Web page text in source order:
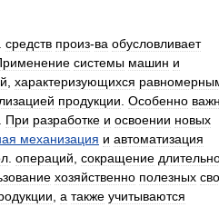
средств произ-ва обусловливает
системы машин и
характеризующихся
продукции Особенно
При разработке и освоении новых
механизация и автоматизация
операций сокращение
хозяйственно полезных
а также учитываются